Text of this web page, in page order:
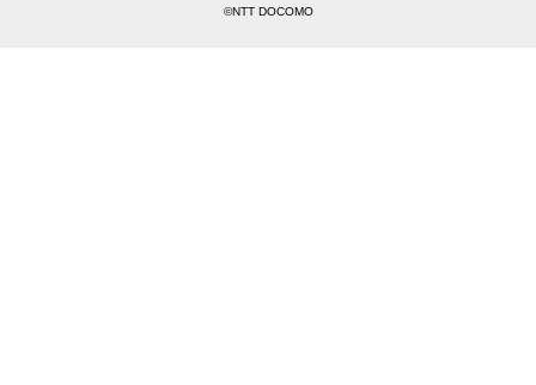
©NTT DOCOMO